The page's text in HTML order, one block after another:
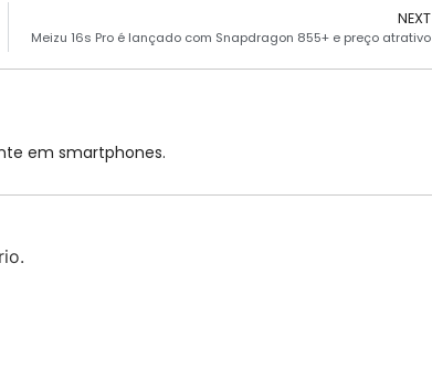
NEXT
Meizu 16s Pro é lançado com Snapdragon 855+ e preço atrativo
em smartphones.